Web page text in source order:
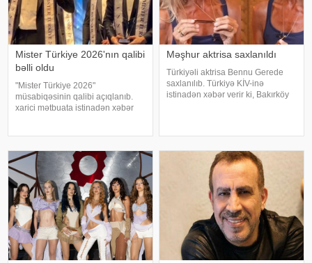
Mister Türkiye 2026'nın qalibi
bəlli oldu
"Mister Türkiye 2026"
müsabiqəsinin qalibi açıqlanıb.
xarici mətbuata istinadən xəbər
Navdar birinci olaraq "Miste
Məşhur aktrisa saxlanıldı
Türkiyəli aktrisa Bennu Gerede
saxlanılıb. Türkiyə KİV-inə
istinadən xəbər verir ki, Bakırköy